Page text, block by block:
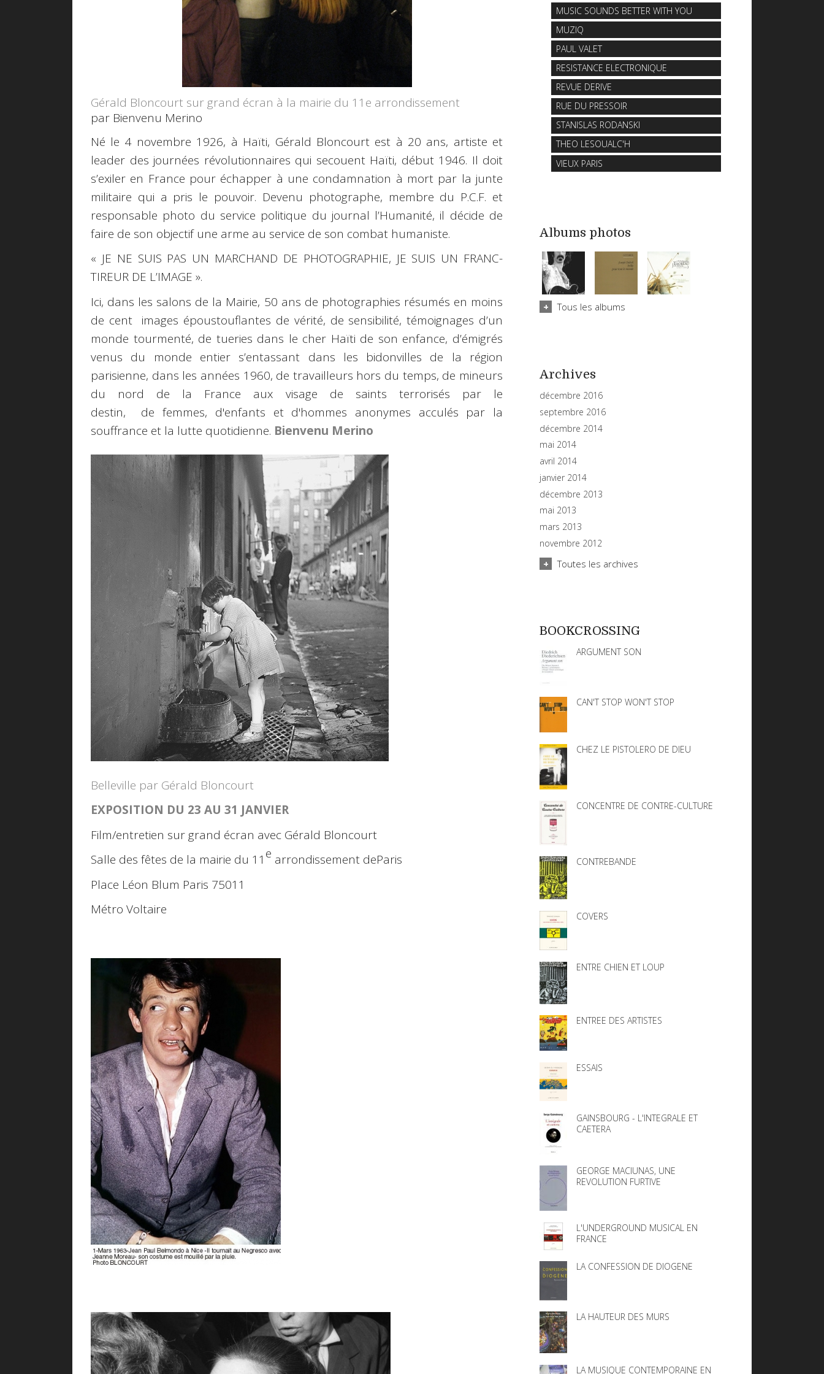
Gérald Bloncourt sur grand écran à la mairie du 11e arrondissement
par Bienvenu Merino
Né le 4 novembre 1926, à Haïti, Gérald Bloncourt est à 20 ans, artiste et
leader des journées révolutionnaires qui secouent Haïti, début 1946. Il doit
s’exiler en France pour échapper à une condamnation à mort par la junte
militaire qui a pris le pouvoir. Devenu photographe, membre du P.C.F. et
responsable photo du service politique du journal l’Humanité, il décide de
faire de son objectif une arme au service de son combat humaniste.
« JE NE SUIS PAS UN MARCHAND DE PHOTOGRAPHIE, JE SUIS UN FRANC-
TIREUR DE L’IMAGE ».
Ici, dans les salons de la Mairie, 50 ans de photographies résumés en moins
de cent images époustouflantes de vérité, de sensibilité, témoignages d’un
monde tourmenté, de tueries dans le cher Haïti de son enfance, d’émigrés
venus du monde entier s’entassant dans les bidonvilles de la région
parisienne, dans les années 1960, de travailleurs hors du temps, de mineurs
du nord de la France aux visage de saints terrorisés par le
destin, de femmes, d'enfants et d'hommes anonymes acculés par la
souffrance et la lutte quotidienne. Bienvenu Merino
Belleville par Gérald Bloncourt
EXPOSITION DU 23 AU 31 JANVIER
Film/entretien sur grand écran avec Gérald Bloncourt
Salle des fêtes de la mairie du 11 e arrondissement deParis
Place Léon Blum Paris 75011
Métro Voltaire
MUSIC SOUNDS BETTER WITH YOU
MUZIQ
PAUL VALET
RESISTANCE ELECTRONIQUE
REVUE DERIVE
RUE DU PRESSOIR
STANISLAS RODANSKI
THEO LESOUALC'H
VIEUX PARIS
Albums photos
Tous les albums
Archives
décembre 2016
septembre 2016
décembre 2014
mai 2014
avril 2014
janvier 2014
décembre 2013
mai 2013
mars 2013
novembre 2012
Toutes les archives
BOOKCROSSING
ARGUMENT SON
CAN'T STOP WON'T STOP
CHEZ LE PISTOLERO DE DIEU
CONCENTRE DE CONTRE-CULTURE
CONTREBANDE
COVERS
ENTRE CHIEN ET LOUP
ENTREE DES ARTISTES
ESSAIS
GAINSBOURG - L'INTEGRALE ET
CAETERA
GEORGE MACIUNAS, UNE
REVOLUTION FURTIVE
L'UNDERGROUND MUSICAL EN
FRANCE
LA CONFESSION DE DIOGENE
LA HAUTEUR DES MURS
LA MUSIQUE CONTEMPORAINE EN